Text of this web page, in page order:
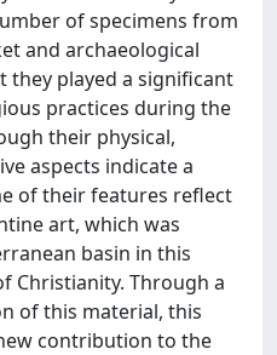
of specimens from
and archaeological
they played a significant
practices during the
their physical,
aspects indicate a
of their features reflect
art, which was
basin in this
Christianity. Through a
of this material, this
contribution to the